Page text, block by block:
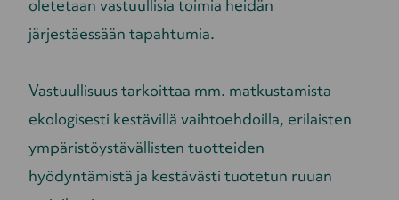
oletetaan vastuullisia toimia heidän
järjestäessään tapahtumia.
Vastuullisuus tarkoittaa mm. matkustamista
ekologisesti kestävillä vaihtoehdoilla, erilaisten
ympäristöystävällisten tuotteiden
hyödyntämistä ja kestävästi tuotetun ruuan